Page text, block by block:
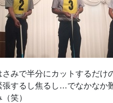
みで半分にカットするだけ
するし焦るし…でなかなか
笑）